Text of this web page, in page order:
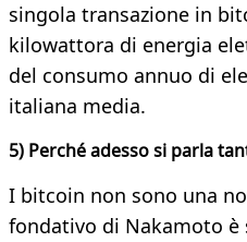
singola transazione in
kilowattora di energia
del consumo annuo di
italiana media.
5) Perché adesso si parla
I bitcoin non sono una
fondativo di Nakamoto